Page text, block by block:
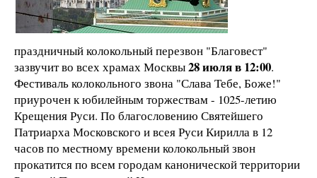
праздничный колокольный перезвон "Благовест"
зазвучит во всех храмах Москвы28 июля в 12:00.
Фестиваль колокольного звона "Слава Тебе, Боже!"
приурочен к юбилейным торжествам - 1025-летию
Крещения Руси. По благословению Святейшего
Патриарха Московского и всея Руси Кирилла в 12
часов по местному времени колокольный звон
прокатится по всем городам канонической территории